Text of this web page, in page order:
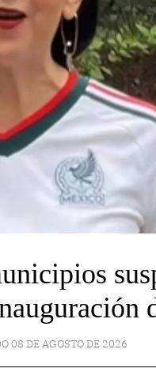
08 DE AGOSTO DE 2026